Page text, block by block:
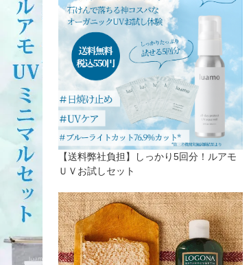
【送料弊社負担】しっかり5回分！ルアモ
ＵＶお試しセット